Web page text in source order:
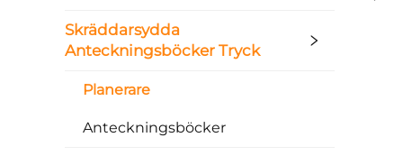
Skräddarsydda
Anteckningsböcker Tryck
Planerare
Anteckningsböcker